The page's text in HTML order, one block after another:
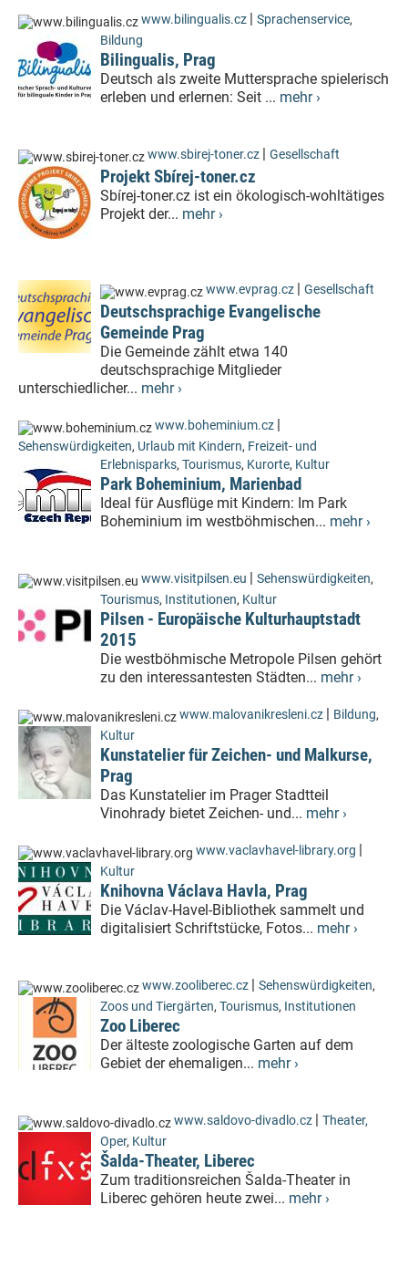
www.bilingualis.cz | Sprachenservice,
Bildung
Bilingualis, Prag
Deutsch als zweite Muttersprache spielerisch
erleben und erlernen: Seit ... mehr ›
www.sbirej-toner.cz | Gesellschaft
Projekt Sbírej-toner.cz
Sbírej-toner.cz ist ein ökologisch-wohltätiges
Projekt der... mehr ›
www.evprag.cz | Gesellschaft
Deutschsprachige Evangelische
Gemeinde Prag
Die Gemeinde zählt etwa 140
deutschsprachige Mitglieder
unterschiedlicher... mehr ›
www.boheminium.cz |
Sehenswürdigkeiten, Urlaub mit Kindern, Freizeit- und
Erlebnisparks, Tourismus, Kurorte, Kultur
Park Boheminium, Marienbad
Ideal für Ausflüge mit Kindern: Im Park
Boheminium im westböhmischen... mehr ›
www.visitpilsen.eu | Sehenswürdigkeiten,
Tourismus, Institutionen, Kultur
Pilsen - Europäische Kulturhauptstadt
2015
Die westböhmische Metropole Pilsen gehört
zu den interessantesten Städten... mehr ›
www.malovanikresleni.cz | Bildung,
Kultur
Kunstatelier für Zeichen- und Malkurse,
Prag
Das Kunstatelier im Prager Stadtteil
Vinohrady bietet Zeichen- und... mehr ›
www.vaclavhavel-library.org |
Kultur
Knihovna Václava Havla, Prag
Die Václav-Havel-Bibliothek sammelt und
digitalisiert Schriftstücke, Fotos... mehr ›
www.zooliberec.cz | Sehenswürdigkeiten,
Zoos und Tiergärten, Tourismus, Institutionen
Zoo Liberec
Der älteste zoologische Garten auf dem
Gebiet der ehemaligen... mehr ›
www.saldovo-divadlo.cz | Theater,
Oper, Kultur
Šalda-Theater, Liberec
Zum traditionsreichen Šalda-Theater in
Liberec gehören heute zwei... mehr ›